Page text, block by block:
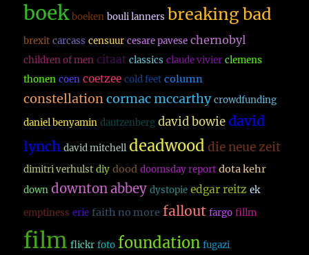
boek boeken bouli lanners breaking bad
brexit carcass censuur cesare pavese chernobyl
children of men citaat classics claude vivier clemens
thonen coen coetzee cold feet column
constellationcormac mccarthy crowdfunding
daniel benyamin dautzenberg david bowie david
lynch david mitchell deadwood die neue zeit
dimitri verhulst diy dood doomsday report dota kehr
down downton abbey dystopie edgar reitz ek
emptiness erie faith no more fallout fargo fillm
film flickr foto foundation fugazi